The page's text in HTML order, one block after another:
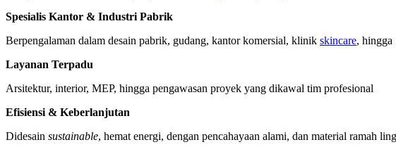
Spesialis Kantor & Industri Pabrik
Berpengalaman dalam desain pabrik, gudang, kantor komersial, klinik skincare, hingga
Layanan Terpadu
Arsitektur, interior, MEP, hingga pengawasan proyek yang dikawal tim profesional
Efisiensi & Keberlanjutan
Didesain sustainable, hemat energi, dengan pencahayaan alami, dan material ramah